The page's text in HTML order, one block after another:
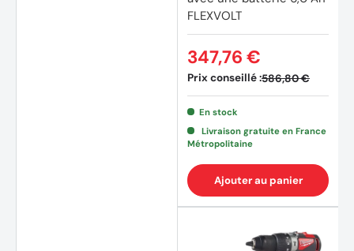
FLEXVOLT
Prix conseillé :586,80 €
347,76 €
En stock
Livraison gratuite en France
Métropolitaine
Ajouter au panier